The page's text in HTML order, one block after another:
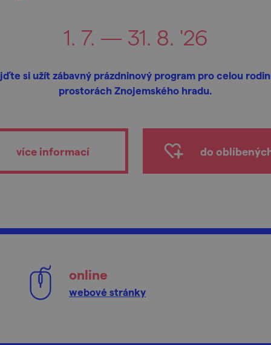
1. 7. — 31. 8. '26
si užít zábavný prázdninový program pro celou
prostorách Znojemského hradu.
více informací do
online
webové stránky